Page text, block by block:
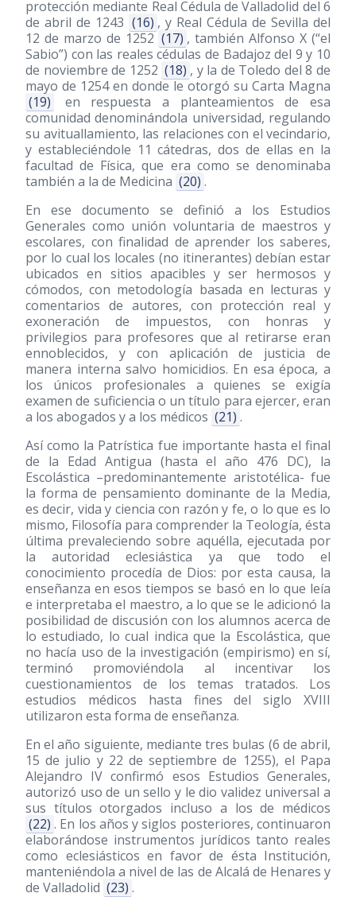
protección mediante Real Cédula de Valladolid del 6
de abril de 1243 (16) , y Real Cédula de Sevilla del
12 de marzo de 1252 (17) , también Alfonso X (“el
Sabio”) con las reales cédulas de Badajoz del 9 y 10
de noviembre de 1252 (18) , y la de Toledo del 8 de
mayo de 1254 en donde le otorgó su Carta Magna
(19)
en respuesta a planteamientos de esa
comunidad denominándola universidad, regulando
su avituallamiento, las relaciones con el vecindario,
y estableciéndole 11 cátedras, dos de ellas en la
facultad de Física, que era como se denominaba
también a la de Medicina (20) .
En ese documento se definió a los Estudios
Generales como unión voluntaria de maestros y
escolares, con finalidad de aprender los saberes,
por lo cual los locales (no itinerantes) debían estar
ubicados en sitios apacibles y ser hermosos y
cómodos, con metodología basada en lecturas y
comentarios de autores, con protección real y
exoneración de impuestos, con honras y
privilegios para profesores que al retirarse eran
ennoblecidos, y con aplicación de justicia de
manera interna salvo homicidios. En esa época, a
los únicos profesionales a quienes se exigía
examen de suficiencia o un título para ejercer, eran
a los abogados y a los médicos (21) .
Así como la Patrística fue importante hasta el final
de la Edad Antigua (hasta el año 476 DC), la
Escolástica –predominantemente aristotélica- fue
la forma de pensamiento dominante de la Media,
es decir, vida y ciencia con razón y fe, o lo que es lo
mismo, Filosofía para comprender la Teología, ésta
última prevaleciendo sobre aquélla, ejecutada por
la autoridad eclesiástica ya que todo el
conocimiento procedía de Dios: por esta causa, la
enseñanza en esos tiempos se basó en lo que leía
e interpretaba el maestro, a lo que se le adicionó la
posibilidad de discusión con los alumnos acerca de
lo estudiado, lo cual indica que la Escolástica, que
no hacía uso de la investigación (empirismo) en sí,
terminó promoviéndola al incentivar los
cuestionamientos de los temas tratados. Los
estudios médicos hasta fines del siglo XVIII
utilizaron esta forma de enseñanza.
En el año siguiente, mediante tres bulas (6 de abril,
15 de julio y 22 de septiembre de 1255), el Papa
Alejandro IV confirmó esos Estudios Generales,
autorizó uso de un sello y le dio validez universal a
sus títulos otorgados incluso a los de médicos
(22) . En los años y siglos posteriores, continuaron
elaborándose instrumentos jurídicos tanto reales
como eclesiásticos en favor de ésta Institución,
manteniéndola a nivel de las de Alcalá de Henares y
de Valladolid (23) .